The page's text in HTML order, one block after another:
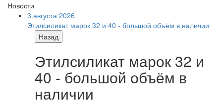
Новости
3 августа 2026
Этилсиликат марок 32 и 40 - большой объём в наличии
Назад
Этилсиликат марок 32 и
40 - большой объём в
наличии